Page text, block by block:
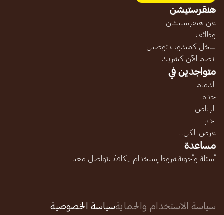
هنقرستيشن
عن هنقرستيشن
وظائف
سجّل كمندوب توصيل
انضم الآن كشريك
متواجدين في
الدمام
جده
الرياض
الخبر
عرض الكل...
مساعدة
أسئلة وأجوبةشروط إستخدام المكافآتتواصل معنا
سياسة الاستخدام والحمايةسياسة الخصوصية